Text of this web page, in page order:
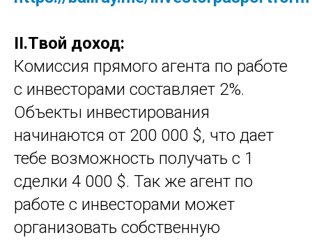
II.Твой доход:
Комиссия прямого агента по работе
с инвесторами составляет 2%.
Объекты инвестирования
начинаются от 200 000 $, что дает
тебе возможность получать с 1
сделки 4 000 $. Так же агент по
работе с инвесторами может
организовать собственную